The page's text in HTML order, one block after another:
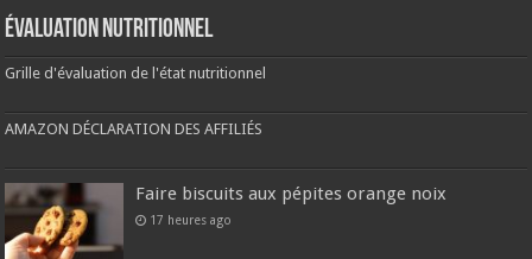
Évaluation nutritionnel
Grille d'évaluation de l'état nutritionnel
AMAZON DÉCLARATION DES AFFILIÉS
Faire biscuits aux pépites orange noix
17 heures ago